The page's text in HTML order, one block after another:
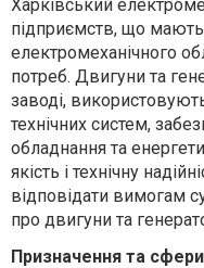
Харківський
підприємств, що
електромеханічного
потреб. Двигуни та
заводі,
технічних систем,
обладнання та
якість і технічну
відповідати вимогам
про двигуни та
Призначення та